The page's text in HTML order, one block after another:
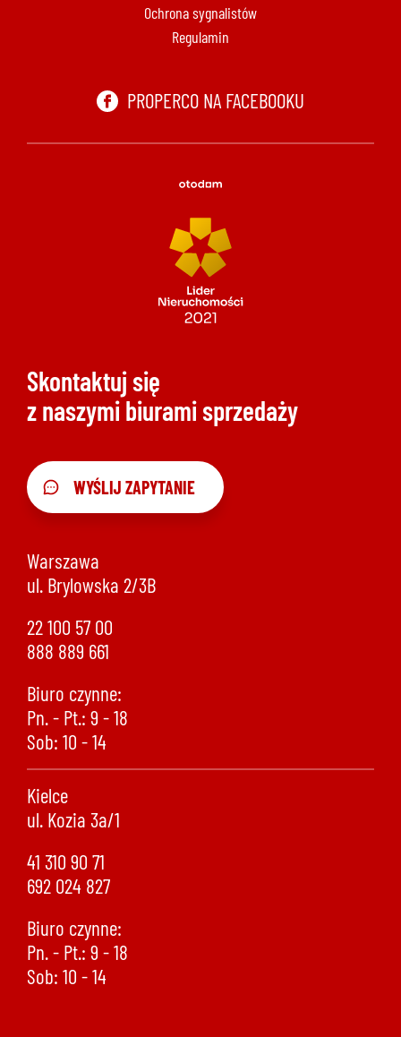
Ochrona sygnalistów
Regulamin
PROPERCO NA FACEBOOKU
Skontaktuj się
z naszymi biurami sprzedaży
WYŚLIJ ZAPYTANIE
Warszawa
ul. Brylowska 2/3B
22 100 57 00
888 889 661
Biuro czynne:
Pn. - Pt.: 9 - 18
Sob: 10 - 14
Kielce
ul. Kozia 3a/1
41 310 90 71
692 024 827
Biuro czynne:
Pn. - Pt.: 9 - 18
Sob: 10 - 14